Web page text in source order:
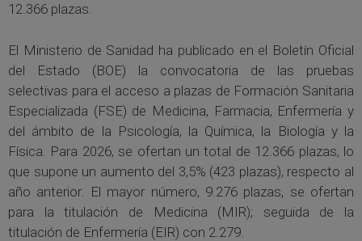
12.366 plazas.
El Ministerio de Sanidad ha publicado en el Boletín Oficial
del Estado (BOE) la convocatoria de las pruebas
selectivas para el acceso a plazas de Formación Sanitaria
Especializada (FSE) de Medicina, Farmacia, Enfermería y
del ámbito de la Psicología, la Química, la Biología y la
Física. Para 2026, se ofertan un total de 12.366 plazas, lo
que supone un aumento del 3,5% (423 plazas), respecto al
año anterior. El mayor número, 9.276 plazas, se ofertan
para la titulación de Medicina (MIR); seguida de la
titulación de Enfermería (EIR) con 2.279.